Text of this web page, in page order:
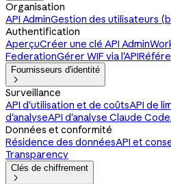
Organisation
API AdminGestion des utilisateurs
Authentification
AperçuCréer une clé API Admin
FederationGérer WIF via l'API
Fournisseurs d'identité

Surveillance
API d'utilisation et de coûtsAPI de
d'analyseAPI d'analyse Claude Code
Données et conformité
Résidence des donnéesAPI et
Transparency
Clés de chiffrement
